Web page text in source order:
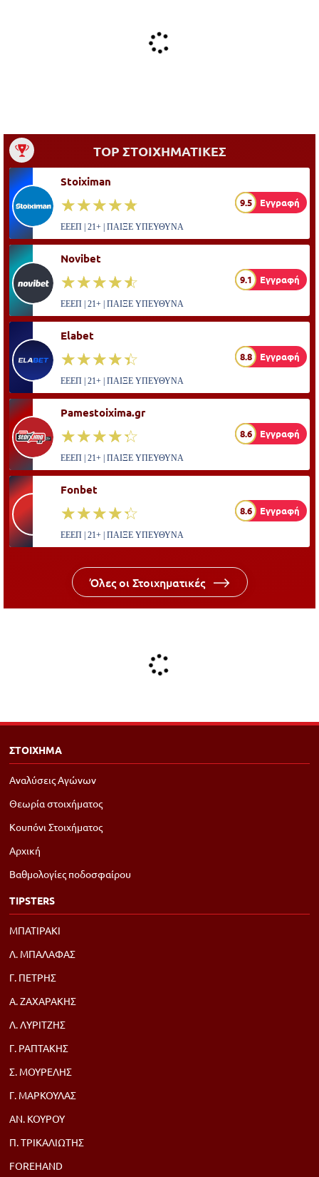
TOP ΣΤΟΙΧΗΜΑΤΙΚΕΣ
Stoiximan
☆☆☆☆☆
★★★★★ 9.5 Εγγραφή
ΕΕΕΠ | 21+ | ΠΑΙΞΕ ΥΠΕΥΘΥΝΑ
Novibet
☆☆☆☆☆
★★★★★ 9.1 Εγγραφή
ΕΕΕΠ | 21+ | ΠΑΙΞΕ ΥΠΕΥΘΥΝΑ
Elabet
☆☆☆☆☆
★★★★★ 8.8 Εγγραφή
ΕΕΕΠ | 21+ | ΠΑΙΞΕ ΥΠΕΥΘΥΝΑ
Pamestoixima.gr
☆☆☆☆☆
★★★★★ 8.6 Εγγραφή
ΕΕΕΠ | 21+ | ΠΑΙΞΕ ΥΠΕΥΘΥΝΑ
Fonbet
☆☆☆☆☆
★★★★★ 8.6 Εγγραφή
ΕΕΕΠ | 21+ | ΠΑΙΞΕ ΥΠΕΥΘΥΝΑ
Όλες οι Στοιχηματικές
ΣΤΟΙΧΗΜΑ
Αναλύσεις Αγώνων
Θεωρία στοιχήματος
Κουπόνι Στοιχήματος
Αρχική
Βαθμολογίες ποδοσφαίρου
TIPSTERS
ΜΠΑΤΙΡΑΚΙ
Λ. ΜΠΑΛΑΦΑΣ
Γ. ΠΕΤΡΗΣ
Α. ΖΑΧΑΡΑΚΗΣ
Λ. ΛΥΡΙΤΖΗΣ
Γ. ΡΑΠΤΑΚΗΣ
Σ. ΜΟΥΡΕΛΗΣ
Γ. ΜΑΡΚΟΥΛΑΣ
ΑΝ. ΚΟΥΡΟΥ
Π. ΤΡΙΚΑΛΙΩΤΗΣ
FOREHAND